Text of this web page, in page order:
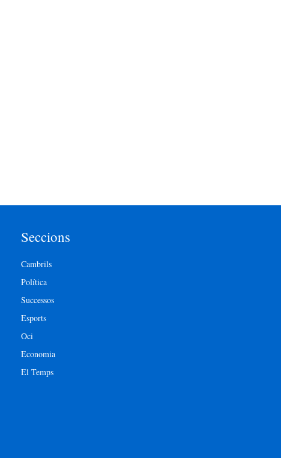
Seccions
Cambrils
Política
Successos
Esports
Oci
Economia
El Temps